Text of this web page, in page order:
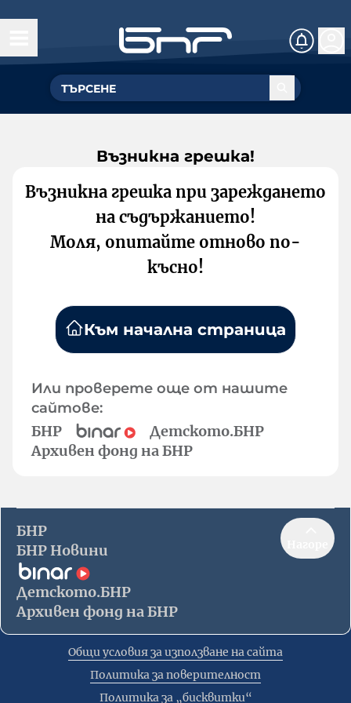
Възникна грешка!
Възникна грешка при зареждането
на съдържанието!
Моля, опитайте отново по-
късно!
Към начална страница
Или проверете още от нашите
сайтове:
БНР
Детското.БНР
Архивен фонд на БНР
БНР
БНР Новини
Детското.БНР
Архивен фонд на БНР
Общи условия за използване на сайта
Политика за поверителност
Политика за „бисквитки“